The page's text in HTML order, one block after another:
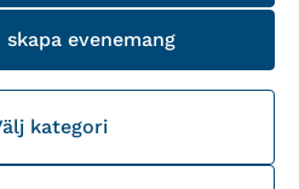
evenemang
kategori